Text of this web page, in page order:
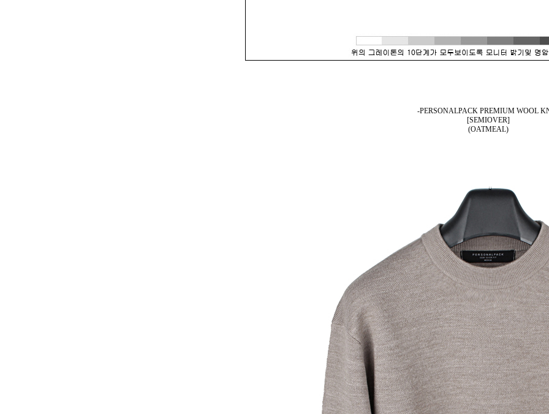
-PERSONALPACK PREMIUM WOOL
[SEMIOVER]
(OATMEAL)